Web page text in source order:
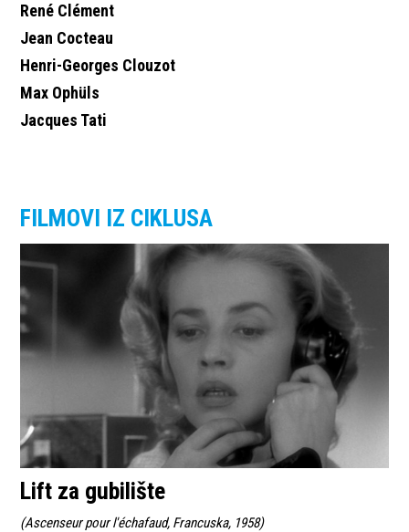
René Clément
Jean Cocteau
Henri-Georges Clouzot
Max Ophüls
Jacques Tati
FILMOVI IZ CIKLUSA
Lift za gubilište
(Ascenseur pour l'échafaud, Francuska, 1958)